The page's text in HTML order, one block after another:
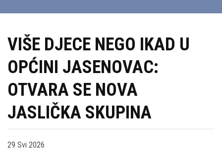
VIŠE DJECE NEGO IKAD U
OPĆINI JASENOVAC:
OTVARA SE NOVA
JASLIČKA SKUPINA
29 Svi 2026